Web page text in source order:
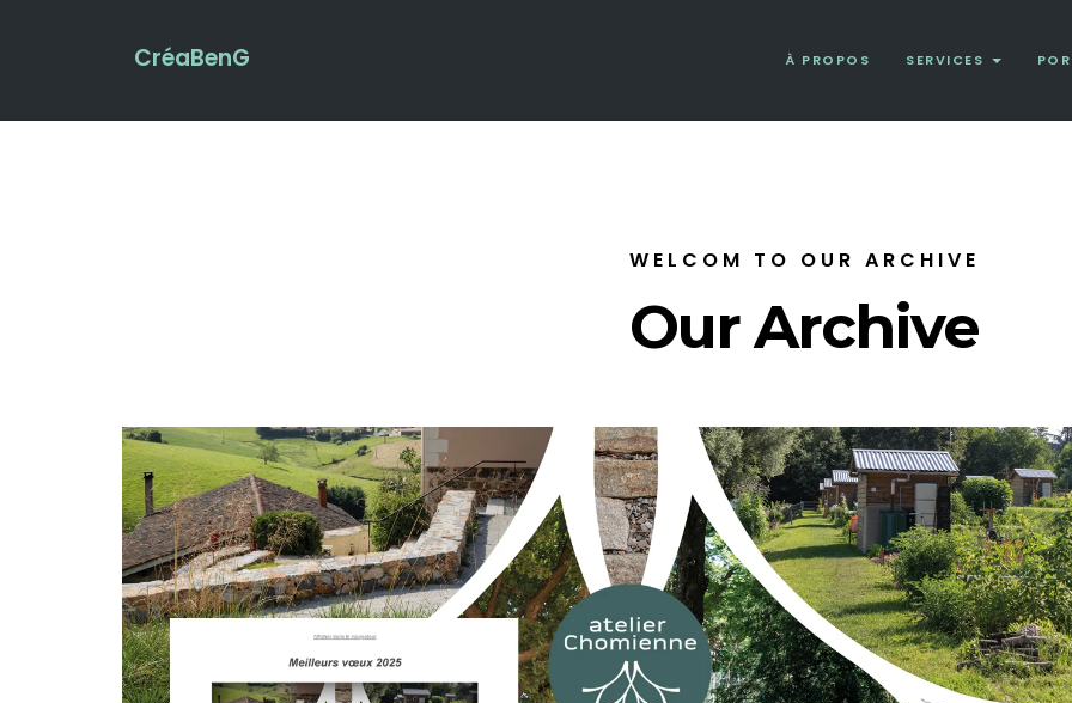
CréaBenG À PROPOS SERVICES
WELCOM TO OUR ARCHIVE
Our Archive